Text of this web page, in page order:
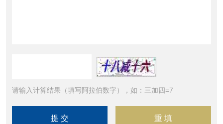
请输入计算结果（填写阿拉伯数字），如：三加四=7